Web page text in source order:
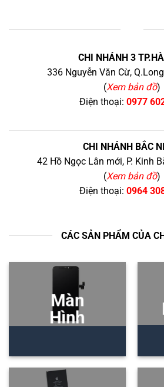
CHI NHÁNH 3
336 Nguyễn Văn Cừ,
(Xem bản đồ)
Điện thoại: 0977
CHI NHÁNH BẮC
42 Hồ Ngọc Lân mới, P. Kinh
(Xem bản đồ)
Điện thoại: 0964
CÁC SẢN PHẨM CỦA
Màn
Hình